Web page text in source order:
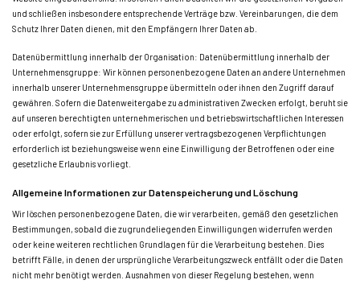
und schließen insbesondere entsprechende Verträge bzw. Vereinbarungen, die dem
Schutz Ihrer Daten dienen, mit den Empfängern Ihrer Daten ab.
Datenübermittlung innerhalb der Organisation: Datenübermittlung innerhalb der
Unternehmensgruppe: Wir können personenbezogene Daten an andere Unternehmen
innerhalb unserer Unternehmensgruppe übermitteln oder ihnen den Zugriff darauf
gewähren. Sofern die Datenweitergabe zu administrativen Zwecken erfolgt, beruht sie
auf unseren berechtigten unternehmerischen und betriebswirtschaftlichen Interessen
oder erfolgt, sofern sie zur Erfüllung unserer vertragsbezogenen Verpflichtungen
erforderlich ist beziehungsweise wenn eine Einwilligung der Betroffenen oder eine
gesetzliche Erlaubnis vorliegt.
Allgemeine Informationen zur Datenspeicherung und Löschung
Wir löschen personenbezogene Daten, die wir verarbeiten, gemäß den gesetzlichen
Bestimmungen, sobald die zugrundeliegenden Einwilligungen widerrufen werden
oder keine weiteren rechtlichen Grundlagen für die Verarbeitung bestehen. Dies
betrifft Fälle, in denen der ursprüngliche Verarbeitungszweck entfällt oder die Daten
nicht mehr benötigt werden. Ausnahmen von dieser Regelung bestehen, wenn